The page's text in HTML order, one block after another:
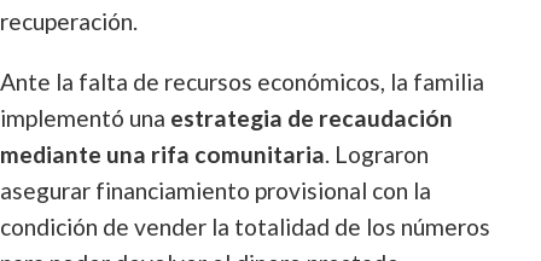
recuperación.
Ante la falta de recursos económicos, la familia
implementó una estrategia de recaudación
mediante una rifa comunitaria. Lograron
asegurar financiamiento provisional con la
condición de vender la totalidad de los números